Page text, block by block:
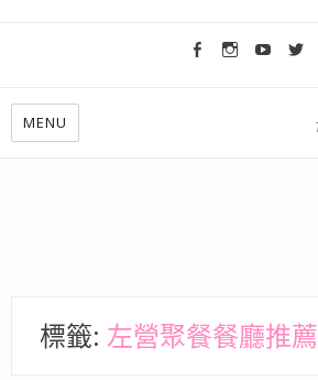
MENU
標籤: 左營聚餐餐廳推薦